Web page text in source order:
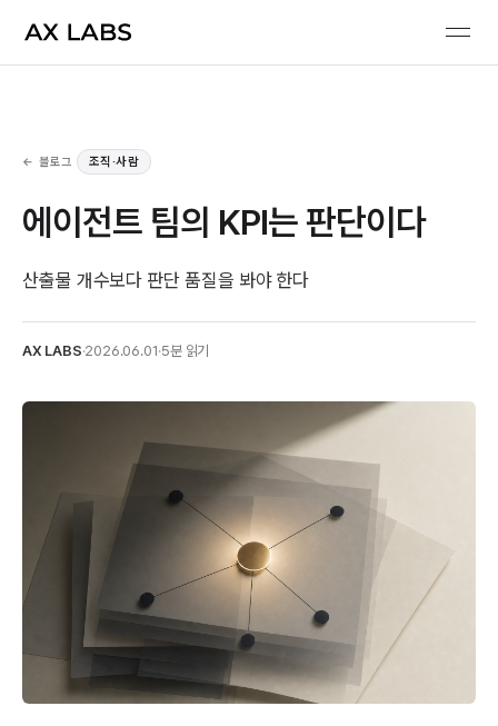
← 블로그 조직·사람
에이전트 팀의 KPI는 판단이다
산출물 개수보다 판단 품질을 봐야 한다
AX LABS·2026.06.01·5분 읽기